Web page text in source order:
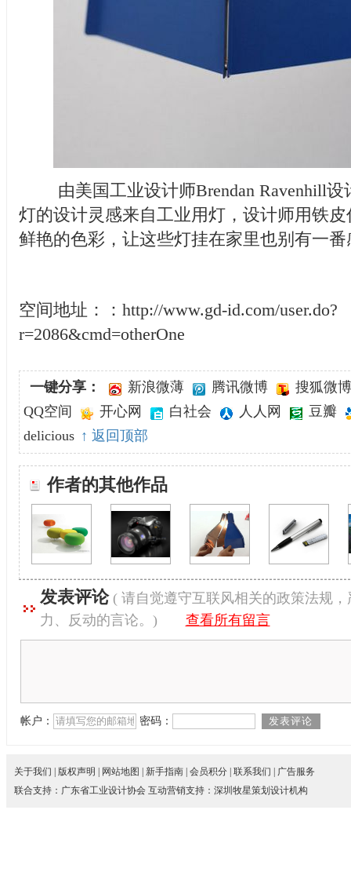
由美国工业设计师Brendan Ravenhill设
灯的设计灵感来自工业用灯，设计师用铁
鲜艳的色彩，让这些灯挂在家里也别有一番
空间地址：： http://www.gd-id.com/user.do?
r=2086&cmd=otherOne
一键分享： 新浪微薄 腾讯微博
搜狐微博
QQ空间
开心网 白社会 人人网
豆瓣
delicious ↑ 返回顶部
作者的其他作品
发表评论( 请自觉遵守互联风相关的政策法规，
力、反动的言论。) 查看所有留言
帐户： 密码：
关于我们 版权声明 网站地图 新手指南| 会员积分| 联系我们
广告服务
联合支持： 广东省工业设计协会互动营销支持： 深圳牧星策划设计机构